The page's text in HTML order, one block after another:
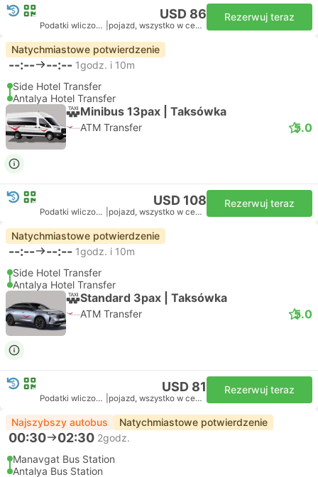
USD 86
Podatki wliczone pojazd, wszystko w cenie
Rezerwuj teraz
Natychmiastowe potwierdzenie
--:-- --:-- 1godz. i 10m
Side Hotel Transfer
Antalya Hotel Transfer
Minibus 13pax | Taksówka
ATM Transfer 5.0
USD 108
Podatki wliczone pojazd, wszystko w cenie
Rezerwuj teraz
Natychmiastowe potwierdzenie
--:-- --:-- 1godz. i 10m
Side Hotel Transfer
Antalya Hotel Transfer
Standard 3pax | Taksówka
ATM Transfer 5.0
USD 81
Podatki wliczone pojazd, wszystko w cenie
Rezerwuj teraz
Najszybszy autobus Natychmiastowe potwierdzenie
00:30 02:30 2godz.
Manavgat Bus Station
Antalya Bus Station